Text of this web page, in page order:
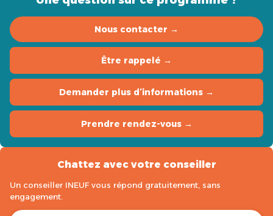
Nous contacter →
Être rappelé →
Demander plus d’informations →
Prendre rendez-vous →
Chattez avec votre conseiller
Un conseiller INEUF vous répond gratuitement, sans
engagement.